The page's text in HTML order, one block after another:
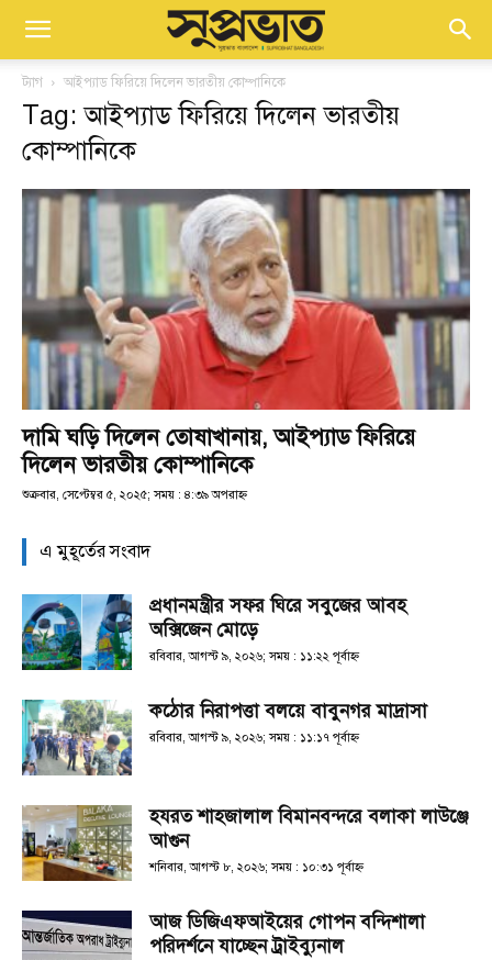
ট্যাগ আইপ্যাড ফিরিয়ে দিলেন ভারতীয় কোম্পানিকে
Tag: আইপ্যাড ফিরিয়ে দিলেন ভারতীয়
কোম্পানিকে
দামি ঘড়ি দিলেন তোষাখানায়, আইপ্যাড ফিরিয়ে
দিলেন ভারতীয় কোম্পানিকে
শুক্রবার, সেপ্টেম্বর ৫, ২০২৫; সময় : ৪:৩৯ অপরাহ্ণ
এ মুহূর্তের সংবাদ
প্রধানমন্ত্রীর সফর ঘিরে সবুজের আবহ
অক্সিজেন মোড়ে
রবিবার, আগস্ট ৯, ২০২৬; সময় : ১১:২২ পূর্বাহ্ণ
কঠোর নিরাপত্তা বলয়ে বাবুনগর মাদ্রাসা
রবিবার, আগস্ট ৯, ২০২৬; সময় : ১১:১৭ পূর্বাহ্ণ
হযরত শাহজালাল বিমানবন্দরে বলাকা লাউঞ্জে
আগুন
শনিবার, আগস্ট ৮, ২০২৬; সময় : ১০:৩১ পূর্বাহ্ণ
আজ ডিজিএফআইয়ের গোপন বন্দিশালা
পরিদর্শনে যাচ্ছেন ট্রাইব্যুনাল